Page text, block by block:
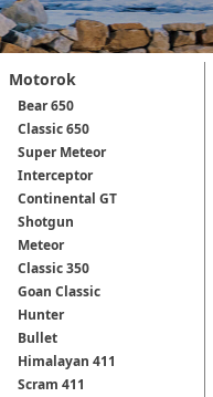
Motorok
Bear 650
Classic 650
Super Meteor
Interceptor
Continental GT
Shotgun
Meteor
Classic 350
Goan Classic
Hunter
Bullet
Himalayan 411
Scram 411